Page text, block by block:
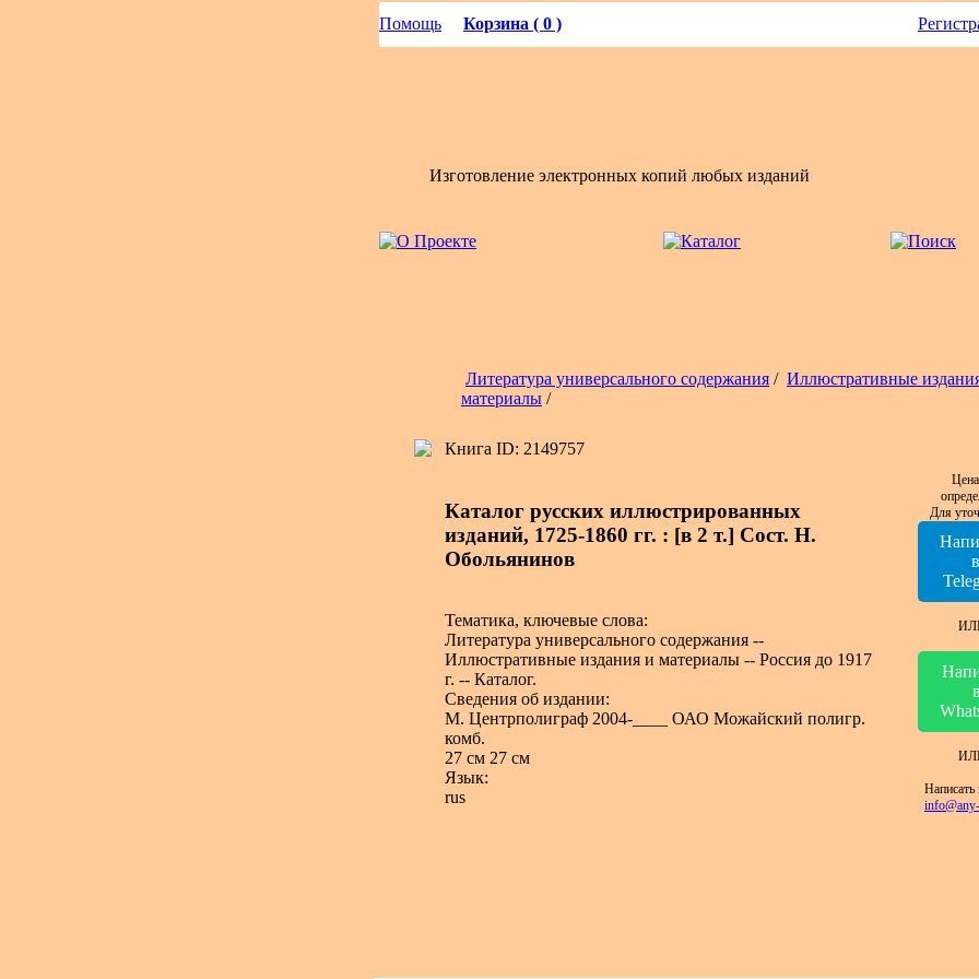
Помощь Корзина ( 0 )
Изготовление электронных копий любых изданий
Литература универсального содержания / Иллюстративные
материалы /
Книга ID: 2149757
Каталог русских иллюстрированных
изданий, 1725-1860 гг. : [в 2 т.] Сост. Н.
Обольянинов
Тематика, ключевые слова:
Литература универсального содержания --
Иллюстративные издания и материалы -- Россия до 1917
г. -- Каталог.
Сведения об издании:
М. Центрполиграф 2004-____ ОАО Можайский полигр.
комб.
27 см 27 см
Язык:
rus
Для
в
в
Написать